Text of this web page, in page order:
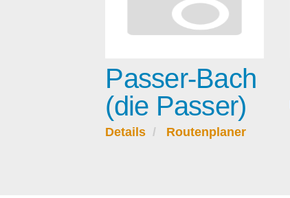
Passer-Bach
(die Passer)
Details Routenplaner